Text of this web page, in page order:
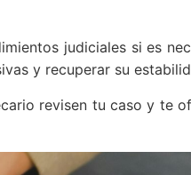
judiciales si es
y recuperar su
revisen tu caso y te